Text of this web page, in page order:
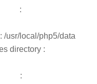
:
php5/data
directory :
: